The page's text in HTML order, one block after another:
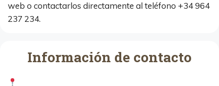
web o contactarlos directamente al teléfono +34 964
237 234.
Información de contacto